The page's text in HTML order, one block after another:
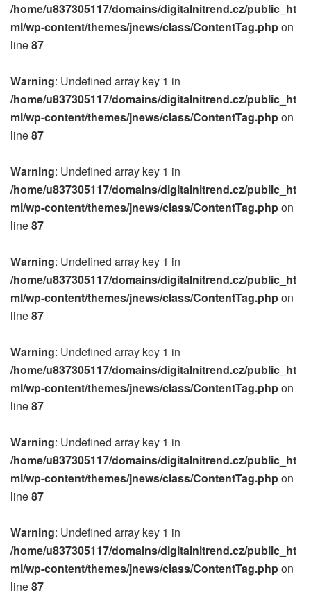
/home/u837305117/domains/digitalnitrend.cz/public_ht
ml/wp-content/themes/jnews/class/ContentTag.phpon
line87
Warning: Undefined array key 1 in
/home/u837305117/domains/digitalnitrend.cz/public_ht
ml/wp-content/themes/jnews/class/ContentTag.phpon
line87
Warning: Undefined array key 1 in
/home/u837305117/domains/digitalnitrend.cz/public_ht
ml/wp-content/themes/jnews/class/ContentTag.phpon
line87
Warning: Undefined array key 1 in
/home/u837305117/domains/digitalnitrend.cz/public_ht
ml/wp-content/themes/jnews/class/ContentTag.phpon
line87
Warning: Undefined array key 1 in
/home/u837305117/domains/digitalnitrend.cz/public_ht
ml/wp-content/themes/jnews/class/ContentTag.phpon
line87
Warning: Undefined array key 1 in
/home/u837305117/domains/digitalnitrend.cz/public_ht
ml/wp-content/themes/jnews/class/ContentTag.phpon
line87
Warning: Undefined array key 1 in
/home/u837305117/domains/digitalnitrend.cz/public_ht
ml/wp-content/themes/jnews/class/ContentTag.phpon
line87